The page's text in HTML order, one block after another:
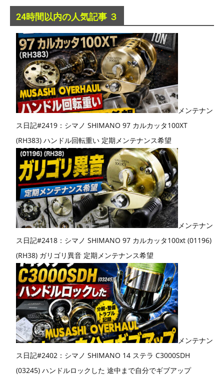
24時間以内の人気記事 ３
メンテナン
ス日記#2419：シマノ SHIMANO 97 カルカッタ100XT
(RH383) ハンドル回転重い 定期メンテナンス希望
メンテナン
ス日記#2418：シマノ SHIMANO 97 カルカッタ100xt (01196)
(RH38) ガリゴリ異音 定期メンテナンス希望
メンテナン
ス日記#2402：シマノ SHIMANO 14 ステラ C3000SDH
(03245) ハンドルロックした 途中まで自分でギブアップ